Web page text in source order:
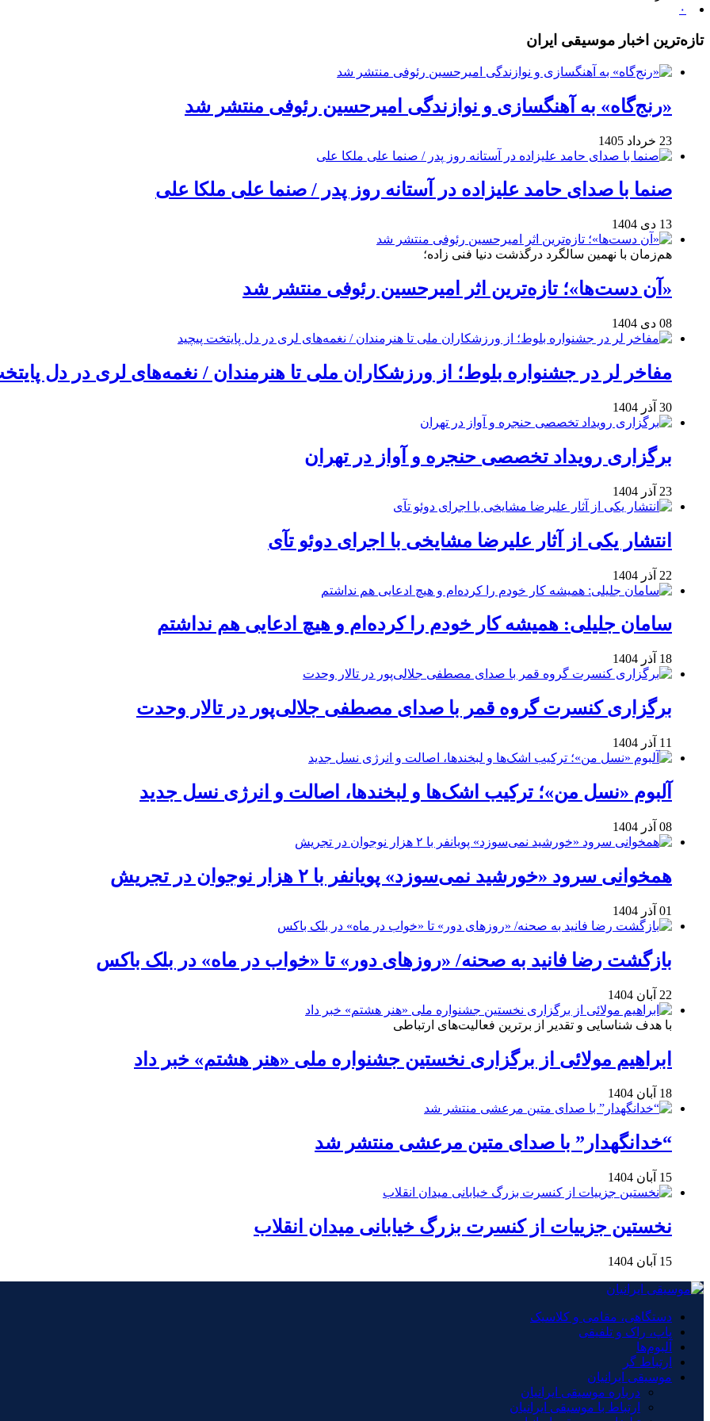
۰
تازه‌ترین اخبار موسیقی ایران
«رنج‌گاه» به آهنگسازی و نوازندگی امیرحسین رئوفی منتشر شد
23 خرداد 1405
صنما با صدای حامد علیزاده در آستانه روز پدر / صنما علی ملکا علی
13 دی 1404
هم‌زمان با نهمین سالگرد درگذشت دنیا فنی زاده؛
«آن دست‌ها»؛ تازه‌ترین اثر امیرحسین رئوفی منتشر شد
08 دی 1404
مفاخر لر در جشنواره بلوط؛ از ورزشکاران ملی تا هنرمندان / نغمه‌های لری در دل
30 آذر 1404
برگزاری رویداد تخصصی حنجره و آواز در تهران
23 آذر 1404
انتشار یکی از آثار علیرضا مشایخی با اجرای دوئو تآی
22 آذر 1404
سامان جلیلی: همیشه کار خودم را کرده‌ام و هیچ ادعایی هم نداشتم
18 آذر 1404
برگزاری کنسرت گروه قمر با صدای مصطفی جلالی‌پور در تالار وحدت
11 آذر 1404
آلبوم «نسل من»؛ ترکیب اشک‌ها و لبخندها، اصالت و انرژی نسل جدید
08 آذر 1404
همخوانی سرود «خورشید نمی‌سوزد» پویانفر با ۲ هزار نوجوان در تجریش
01 آذر 1404
بازگشت رضا فانید به صحنه/ «روزهای دور» تا «خواب در ماه» در بلک باکس
22 آبان 1404
با هدف شناسایی و تقدیر از برترین فعالیت‌های ارتباطی
ابراهیم مولائی از برگزاری نخستین جشنواره ملی «هنر هشتم» خبر داد
18 آبان 1404
“خدانگهدار” با صدای متین مرعشی منتشر شد
15 آبان 1404
نخستین جزییات از کنسرت بزرگ خیابانی میدان انقلاب
15 آبان 1404
دستگاهی، مقامی و کلاسیک
پاپ، راک و تلفیقی
آلبوم‌ها
ارتباط گر
موسیقی ایرانیان
درباره موسیقی ایرانیان
ارتباط با موسیقی ایرانیان